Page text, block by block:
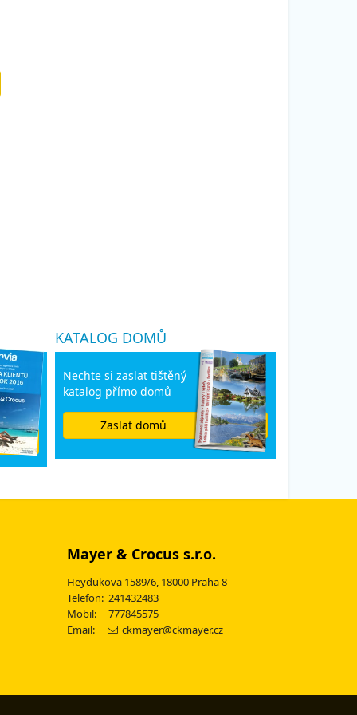
KATALOG DOMŮ
Nechte si zaslat tištěný
katalog přímo domů
Zaslat domů
Mayer & Crocus s.r.o.
Heydukova 1589/6, 18000 Praha 8
Telefon: 241432483
Mobil: 777845575
Email:
ckmayer@ckmayer.cz